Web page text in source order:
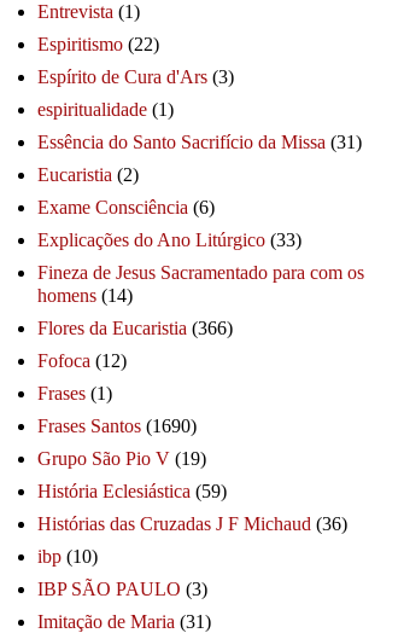
Entrevista (1)
Espiritismo (22)
Espírito de Cura d'Ars (3)
espiritualidade (1)
Essência do Santo Sacrifício da Missa (31)
Eucaristia (2)
Exame Consciência (6)
Explicações do Ano Litúrgico (33)
Fineza de Jesus Sacramentado para com os
homens (14)
Flores da Eucaristia (366)
Fofoca (12)
Frases (1)
Frases Santos (1690)
Grupo São Pio V (19)
História Eclesiástica (59)
Histórias das Cruzadas J F Michaud (36)
ibp (10)
IBP SÃO PAULO (3)
Imitação de Maria (31)